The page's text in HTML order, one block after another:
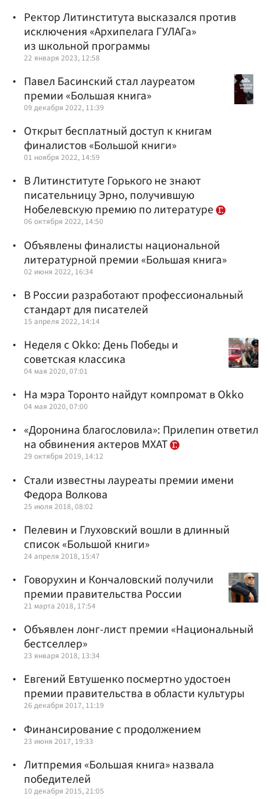
Ректор Литинститута высказался против
исключения «Архипелага ГУЛАГа»
из школьной программы
22 января 2023, 12:58
Павел Басинский стал лауреатом
премии «Большая книга»
09 декабря 2022, 11:39
Открыт бесплатный доступ к книгам
финалистов «Большой книги»
01 ноября 2022, 14:59
В Литинституте Горького не знают
писательницу Эрно, получившую
Нобелевскую премию по литературе
06 октября 2022, 14:50
Объявлены финалисты национальной
литературной премии «Большая книга»
02 июня 2022, 16:34
В России разработают профессиональный
стандарт для писателей
15 апреля 2022, 14:14
Неделя с Okko: День Победы и
советская классика
04 мая 2020, 07:01
На мэра Торонто найдут компромат в Okko
04 мая 2020, 07:00
«Доронина благословила»: Прилепин ответил
на обвинения актеров МХАТ
29 октября 2019, 14:12
Стали известны лауреаты премии имени
Федора Волкова
25 июля 2018, 08:02
Пелевин и Глуховский вошли в длинный
список «Большой книги»
24 апреля 2018, 15:47
Говорухин и Кончаловский получили
премии правительства России
21 марта 2018, 17:54
Объявлен лонг-лист премии «Национальный
бестселлер»
23 января 2018, 13:34
Евгений Евтушенко посмертно удостоен
премии правительства в области культуры
26 декабря 2017, 11:19
Финансирование с продолжением
23 июня 2017, 19:33
Литпремия «Большая книга» назвала
победителей
10 декабря 2015, 21:05